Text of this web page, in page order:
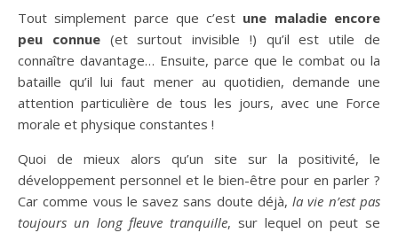
Tout simplement parce que c’est une maladie encore
peu connue(et surtout invisible !) qu’il est utile de
connaître davantage… Ensuite, parce que le combat ou la
bataille qu’il lui faut mener au quotidien, demande une
attention particulière de tous les jours, avec une Force
morale et physique constantes !
Quoi de mieux alors qu’un site sur la positivité, le
développement personnel et le bien-être pour en parler ?
Car comme vous le savez sans doute déjà,la vie n’est pas
toujours un long fleuve tranquille, sur lequel on peut se